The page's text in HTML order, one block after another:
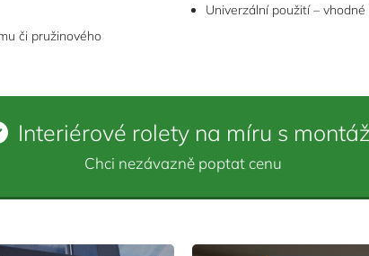
či pružinového
Univerzální použití –
Interiérové rolety na míru s
Chci nezávazně poptat cenu